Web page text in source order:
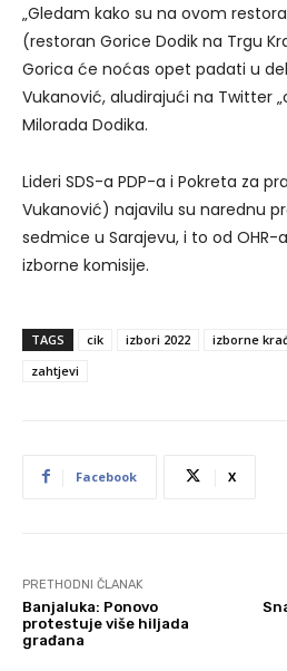
„Gledam kako su na ovom
(restoran Gorice Dodik na Trgu
Gorica će noćas opet padati u
Vukanović, aludirajući na Twitter
Milorada Dodika.
Lideri SDS-a PDP-a i Pokreta za
Vukanović) najavilu su narednu
sedmice u Sarajevu, i to od
izborne komisije.
TAGS cik izbori 2022 izborne
zahtjevi
Facebook X
PRETHODNI ČLANAK
Banjaluka: Ponovo
protestuje više hiljada
građana